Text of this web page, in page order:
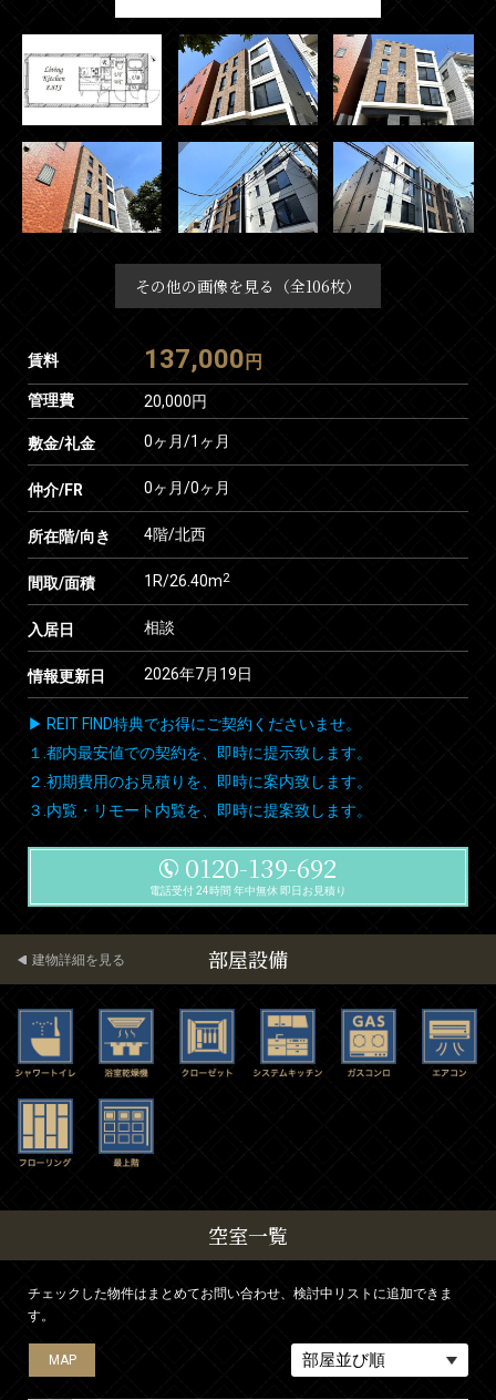
その他の画像を見る（全106枚）
賃料 137,000 円
管理費 20,000円
敷金/礼金 0ヶ月/1ヶ月
仲介/FR 0ヶ月/0ヶ月
所在階/向き 4階/北西
間取/面積 1R/26.40m2
入居日 相談
情報更新日 2026年7月19日
▶ REIT FIND特典でお得にご契約くださいませ。
１.都内最安値での契約を、即時に提示致します。
２.初期費用のお見積りを、即時に案内致します。
３.内覧・リモート内覧を、即時に提案致します。
0120-139-692
電話受付 24時間 年中無休 即日お見積り
部屋設備
建物詳細を見る
空室一覧
チェックした物件はまとめてお問い合わせ、検討中リストに追加できま
す。
MAP
MAP
MAP
MAP